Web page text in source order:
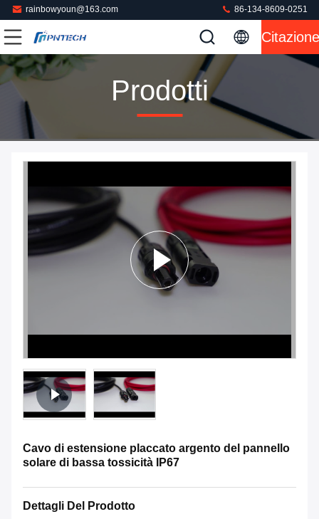
rainbowyoun@163.com 86-134-8609-0251
Citazione
Prodotti
Cavo di estensione placcato argento del pannello
solare di bassa tossicità IP67
Dettagli Del Prodotto